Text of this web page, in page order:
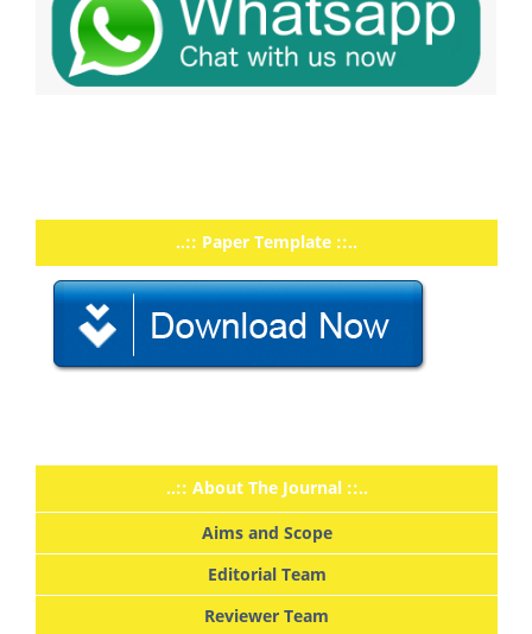
..:: Paper Template ::..
..:: About The Journal ::..
Aims and Scope
Editorial Team
Reviewer Team